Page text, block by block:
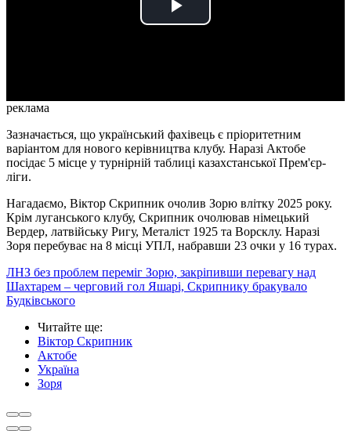
Play
реклама
Зазначається, що український фахівець є пріоритетним
варіантом для нового керівництва клубу. Наразі Актобе
посідає 5 місце у турнірній таблиці казахстанської Прем'єр-
ліги.
Нагадаємо, Віктор Скрипник очолив Зорю влітку 2025 року.
Крім луганського клубу, Скрипник очолював німецький
Вердер, латвійську Ригу, Металіст 1925 та Ворсклу. Наразі
Зоря перебуває на 8 місці УПЛ, набравши 23 очки у 16 турах.
ЛНЗ без проблем переміг Зорю, закріпивши перевагу над
Шахтарем – черговий гол Яшарі, Скрипнику бракувало
Будківського
Читайте ще:
Віктор Скрипник
Актобе
Україна
Зоря